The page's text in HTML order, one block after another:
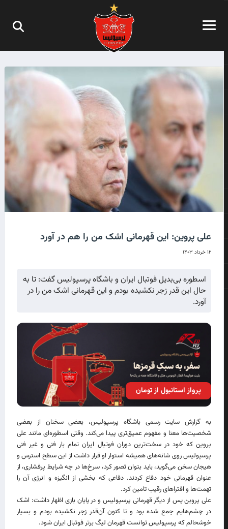
علی پروین: این قهرمانی اشک من را هم در آورد
۱۲ خرداد ۱۴۰۳
اسطوره بی‌بدیل فوتبال ایران و باشگاه پرسپولیس گفت: تا به
حال این قدر زجر نکشیده بودم و این قهرمانی اشک من را در
آورد.
پرواز استانبول از تومان
به گزارش سایت رسمی باشگاه پرسپولیس، بعضی سخنان از بعضی
شخصیت‌ها معنا و مفهوم عمیق‌تری پیدا می‌کند. وقتی اسطوره‌ای مانند علی
پروین که خود در سخت‌ترین دوران فوتبال ایران تمام بار فنی و غیر فنی
پرسپولیس روی شانه‌های همیشه استوار او قرار داشت از این سطح استرس و
هیجان سخن می‌گوید، باید بتوان تصور کرد، سرخ‌ها در چه شرایط پرفشاری، از
عنوان قهرمانی خود دفاع کردند. دفاعی که بخشی از انگیزه و انرژی آن را
تهمت‌ها و افتراهای رقیب تامین کرد.
علی پروین پس از دیگر قهرمانی پرسپولیس و در پایان بازی اظهار داشت: اشک
در چشم‌هایم جمع شده بود و تا کنون آن‌قدر زجر نکشیده بودم و بسیار
خوشحالم که پرسپولیس توانست قهرمان لیگ برتر فوتبال ایران شود.